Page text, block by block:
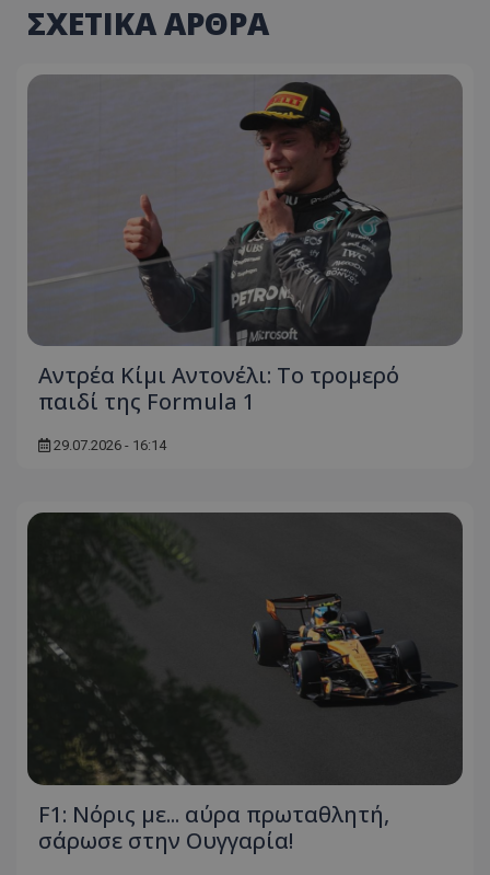
ΣΧΕΤΙΚΑ ΑΡΘΡΑ
Αντρέα Κίμι Αντονέλι: Το τρομερό
παιδί της Formula 1
29.07.2026 - 16:14
F1: Νόρις με... αύρα πρωταθλητή,
σάρωσε στην Ουγγαρία!